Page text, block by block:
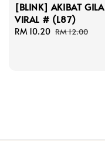
[BLINK] AKIBAT GILA
VIRAL # (L87)
Sale
RM 10.20 Regular
RM 12.00